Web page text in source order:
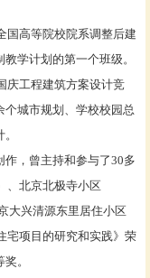
国高等院校院系调整后建
学计划的第一个班级。
庆工程建筑方案设计竞
城市规划、学校校园总
作，曾主持和参与了30多
、北京北极寺小区
大兴清源东里居住小区
宅项目的研究和实践》荣
。